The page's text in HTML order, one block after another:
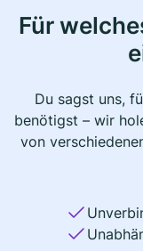
Für
Du sagst uns,
benötigst – wir
von